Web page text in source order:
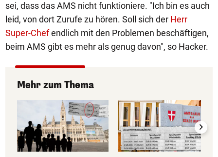
sei, dass das AMS nicht funktioniere. "Ich bin es auch
leid, von dort Zurufe zu hören. Soll sich der Herr
Super-Chefendlich mit den Problemen beschäftigen,
beim AMS gibt es mehr als genug davon", so Hacker.
Mehr zum Thema